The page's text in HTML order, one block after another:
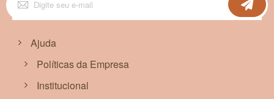
se
na
Ajuda
Políticas da Empresa
Institucional